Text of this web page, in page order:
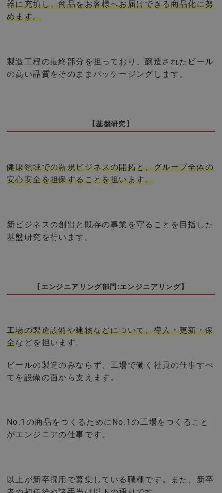
器に充填し、商品をお客様へお届けできる商品化に努
めます。
製造工程の最終部分を担っており、醸造されたビール
の高い品質をそのままパッケージングします。
【基盤研究】
健康領域での新規ビジネスの開拓と、グループ全体の
安心安全を担保することを担います。
新ビジネスの創出と既存の事業を守ることを目指した
基盤研究を行います。
【エンジニアリング部門:エンジニアリング】
工場の製造設備や建物などについて、導入・更新・保
全などを担います。
ビールの製造のみならず、工場で働く社員の仕事すべ
てを設備の面から支えます。
No.1の商品をつくるためにNo.1の工場をつくること
がエンジニアの仕事です。
以上が新卒採用で募集している職種です。また、新卒